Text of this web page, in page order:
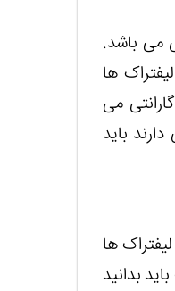
می باشد.
ها
می
باید
ها
بدانید